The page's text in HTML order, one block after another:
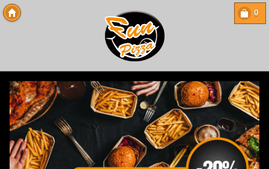
0
Copyright 2013 Des-Click Com